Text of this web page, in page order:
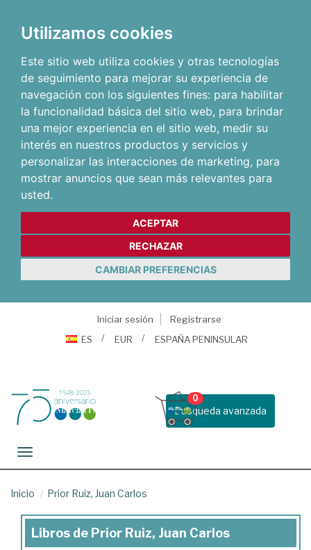
Utilizamos cookies
Este sitio web utiliza cookies y otras tecnologías
de seguimiento para mejorar su experiencia de
navegación con los siguientes fines: para habilitar
la funcionalidad básica del sitio web, para brindar
una mejor experiencia en el sitio web, medir su
interés en nuestros productos y servicios y
personalizar las interacciones de marketing, para
mostrar anuncios que sean más relevantes para
usted.
ACEPTAR
RECHAZAR
CAMBIAR PREFERENCIAS
Iniciar sesión
Registrarse
ES
EUR ESPAÑA PENINSULAR
Busqueda avanzada
0
Toggle navigation
Inicio Prior Ruiz, Juan Carlos
Libros
Libros de Prior Ruiz, Juan Carlos